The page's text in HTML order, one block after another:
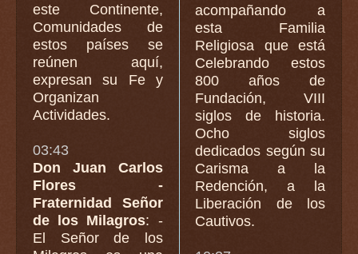
este Continente,
Comunidades de
estos países se
reúnen aquí,
expresan su Fe y
Organizan
Actividades.
03:43
Don Juan Carlos
Flores -
Fraternidad Señor
de los Milagros: -
El Señor de los
acompañando a
esta Familia
Religiosa que está
Celebrando estos
800 años de
Fundación, VIII
siglos de historia.
Ocho siglos
dedicados según su
Carisma a la
Redención, a la
Liberación de los
Cautivos.